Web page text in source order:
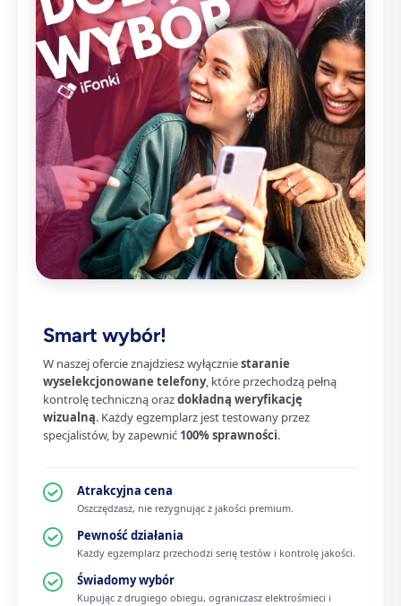
Smart wybór!
W naszej ofercie znajdziesz wyłączniestaranie
wyselekcjonowane telefony, które przechodzą pełną
kontrolę techniczną orazdokładną weryfikację
wizualną. Każdy egzemplarz jest testowany przez
specjalistów, by zapewnić 100% sprawności.
Atrakcyjna cena
Oszczędzasz, nie rezygnując z jakości premium.
Pewność działania
Każdy egzemplarz przechodzi serię testów i kontrolę jakości.
Świadomy wybór
Kupując z drugiego obiegu, ograniczasz elektrośmieci i